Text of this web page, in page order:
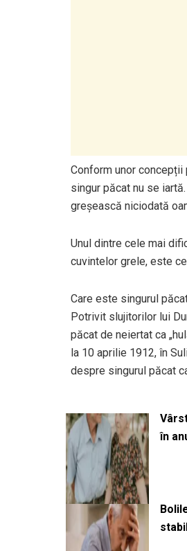
Conform unor
singur păcat nu se
greșească niciodată
Unul dintre cele mai
cuvintelor grele, este
Care este singurul
Potrivit slujitorilor lui
păcat de neiertat ca
la 10 aprilie 1912, în
despre singurul păcat
în